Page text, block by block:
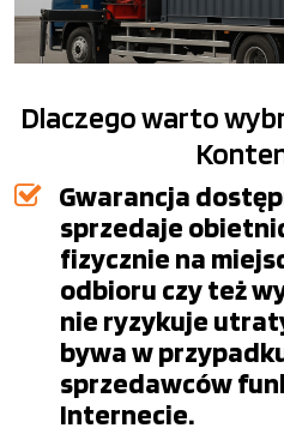
Dlaczego warto
Gwarancja
sprzedaje
fizycznie na
odbioru czy też
nie ryzykuje
bywa w
sprzedawców
Internecie.